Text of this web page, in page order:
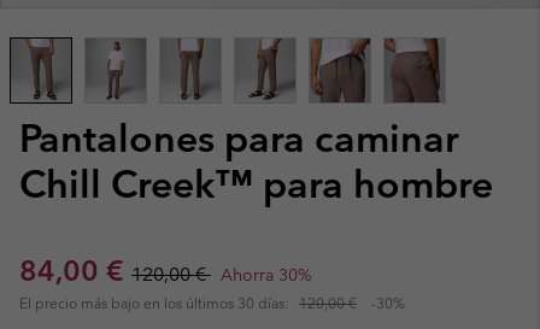
Pantalones para caminar
Chill Creek™ para hombre
Sale price:
84,00 € Regular price:
120,00 € Ahorra 30%
El precio más bajo en los últimos 30 días: 120,00 € -30%